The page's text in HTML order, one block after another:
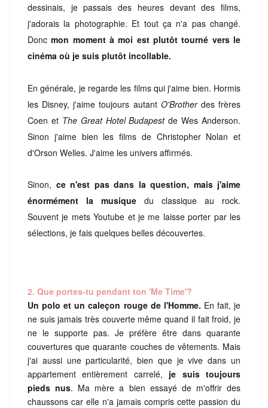
dessinais, je passais des heures devant des films,
j'adorais la photographie. Et tout ça n'a pas changé.
Donc mon moment à moi est plutôt tourné vers le
cinéma où je suis plutôt incollable.
En générale, je regarde les films qui j'aime bien. Hormis
les Disney, j'aime toujours autant O'Brotherdes frères
Coen et The Great Hotel Budapestde Wes Anderson.
Sinon j'aime bien les films de Christopher Nolan et
d'Orson Welles. J'aime les univers affirmés.
Sinon, ce n'est pas dans la question, mais j'aime
énormément la musique du classique au rock.
Souvent je mets Youtube et je me laisse porter par les
sélections, je fais quelques belles découvertes.
2. Que portes-tu pendant ton 'Me Time'?
Un polo et un caleçon rouge de l'Homme. En fait, je
ne suis jamais très couverte même quand il fait froid, je
ne le supporte pas. Je préfère être dans quarante
couvertures que quarante couches de vêtements. Mais
j'ai aussi une particularité, bien que je vive dans un
appartement entièrement carrelé, je suis toujours
pieds nus. Ma mère a bien essayé de m'offrir des
chaussons car elle n'a jamais compris cette passion du